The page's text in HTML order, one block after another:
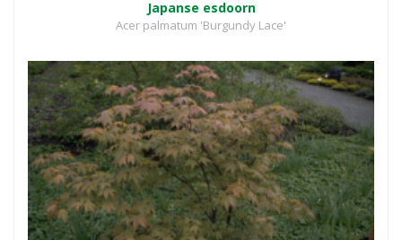
Japanse esdoorn
Acer palmatum 'Burgundy Lace'